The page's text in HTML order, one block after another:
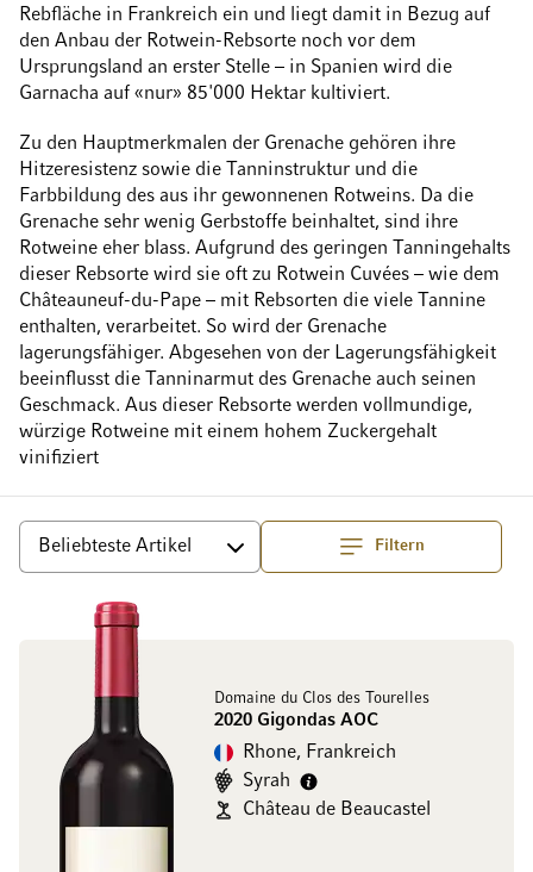
Rebfläche in Frankreich ein und liegt damit in Bezug auf
den Anbau der Rotwein-Rebsorte noch vor dem
Ursprungsland an erster Stelle – in Spanien wird die
Garnacha auf «nur» 85'000 Hektar kultiviert.
Zu den Hauptmerkmalen der Grenache gehören ihre
Hitzeresistenz sowie die Tanninstruktur und die
Farbbildung des aus ihr gewonnenen Rotweins. Da die
Grenache sehr wenig Gerbstoffe beinhaltet, sind ihre
Rotweine eher blass. Aufgrund des geringen Tanningehalts
dieser Rebsorte wird sie oft zu Rotwein Cuvées – wie dem
Châteauneuf-du-Pape – mit Rebsorten die viele Tannine
enthalten, verarbeitet. So wird der Grenache
lagerungsfähiger. Abgesehen von der Lagerungsfähigkeit
beeinflusst die Tanninarmut des Grenache auch seinen
Geschmack. Aus dieser Rebsorte werden vollmundige,
würzige Rotweine mit einem hohem Zuckergehalt
vinifiziert
Filtern
Sortieren Top
Domaine du Clos des Tourelles
2020 Gigondas AOC
Rhone, Frankreich
Syrah
Château de Beaucastel